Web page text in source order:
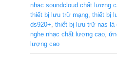
nhạc soundcloud chất lượng
thiết bị lưu trữ mạng, thiết bị
ds920+, thiết bị lưu trữ nas là
nghe nhạc chất lượng cao,
lượng cao